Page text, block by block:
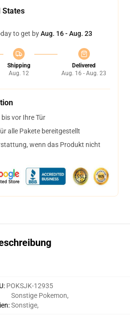
States
to get byAug. 16 - Aug. 23
Shipping
Aug. 12
Delivered
Aug. 16 - Aug. 23
vor Ihre Tür
alle Pakete bereitgestellt
wenn das Produkt nicht
: POKSJK-12935
:
Sonstige Pokemon,
Sonstige,